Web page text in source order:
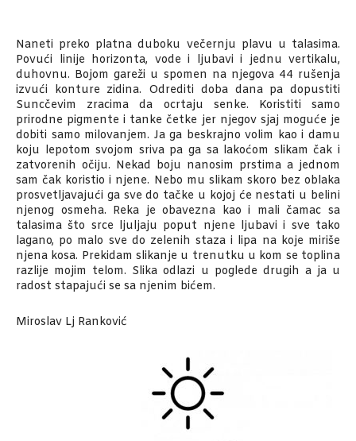
Naneti preko platna duboku večernju plavu u talasima.
Povući linije horizonta, vode i ljubavi i jednu vertikalu,
duhovnu. Bojom gareži u spomen na njegova 44 rušenja
izvući konture zidina. Odrediti doba dana pa dopustiti
Suncčevim zracima da ocrtaju senke. Koristiti samo
prirodne pigmente i tanke četke jer njegov sjaj moguće je
dobiti samo milovanjem. Ja ga beskrajno volim kao i damu
koju lepotom svojom sriva pa ga sa lakoćom slikam čak i
zatvorenih očiju. Nekad boju nanosim prstima a jednom
sam čak koristio i njene. Nebo mu slikam skoro bez oblaka
prosvetljavajući ga sve do tačke u kojoj će nestati u belini
njenog osmeha. Reka je obavezna kao i mali čamac sa
talasima što srce ljuljaju poput njene ljubavi i sve tako
lagano, po malo sve do zelenih staza i lipa na koje miriše
njena kosa. Prekidam slikanje u trenutku u kom se toplina
razlije mojim telom. Slika odlazi u poglede drugih a ja u
radost stapajući se sa njenim bićem.
Miroslav Lj Ranković